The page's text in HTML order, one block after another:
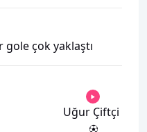
gole çok yaklaştı
Uğur Çiftçi